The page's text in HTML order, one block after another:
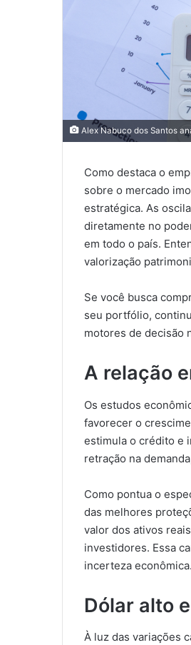
Alex Nabuco dos Santos
Como destaca o
sobre o mercado
estratégica. As
diretamente no
em todo o país.
valorização
Se você busca
seu portfólio,
motores de decisão
A relação
Os estudos
favorecer o
estimula o crédito e
retração na
Como pontua o
das melhores
valor dos ativos
investidores. Essa
incerteza econômica.
Dólar alto
À luz das variações